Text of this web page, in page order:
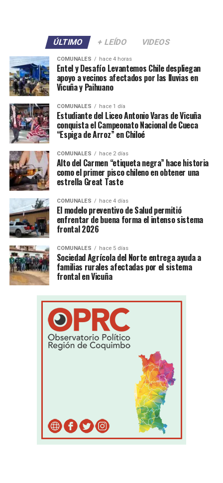
ÚLTIMO + LEÍDO VIDEOS
COMUNALES hace 4 horas
Entel y Desafío Levantemos Chile despliegan
apoyo a vecinos afectados por las lluvias en
Vicuña y Paihuano
COMUNALES hace 1 día
Estudiante del Liceo Antonio Varas de Vicuña
conquista el Campeonato Nacional de Cueca
“Espiga de Arroz” en Chiloé
COMUNALES hace 2 días
Alto del Carmen “etiqueta negra” hace historia
como el primer pisco chileno en obtener una
estrella Great Taste
COMUNALES hace 4 días
El modelo preventivo de Salud permitió
enfrentar de buena forma el intenso sistema
frontal 2026
COMUNALES hace 5 días
Sociedad Agrícola del Norte entrega ayuda a
familias rurales afectadas por el sistema
frontal en Vicuña